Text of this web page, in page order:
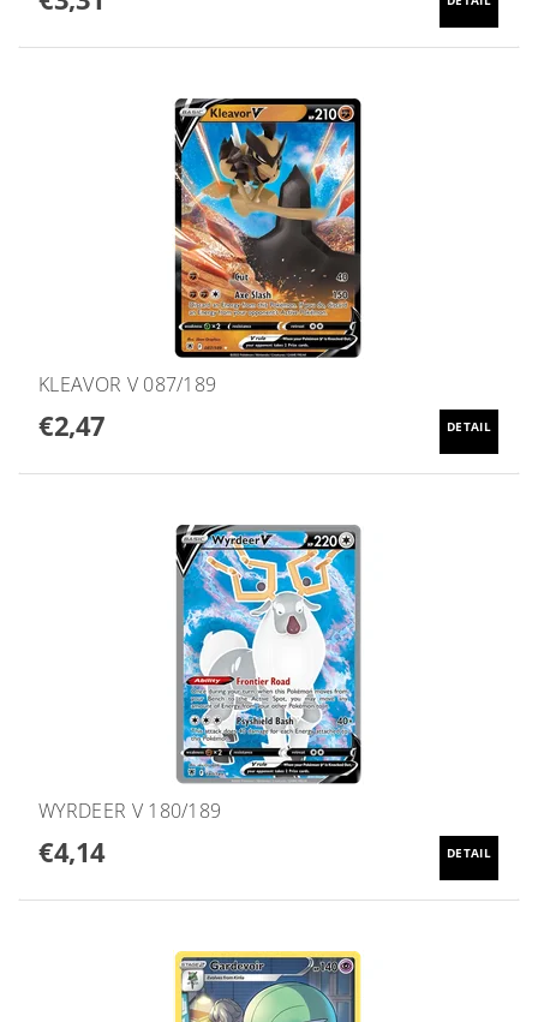
KLEAVOR V 087/189
€2,47 DETAIL
WYRDEER V 180/189
€4,14 DETAIL